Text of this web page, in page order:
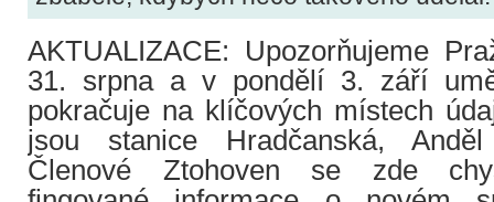
AKTUALIZACE: Upozorňujeme
31. srpna a v pondělí 3. září
pokračuje na klíčových místech
jsou stanice Hradčanská,
Členové Ztohoven se zde